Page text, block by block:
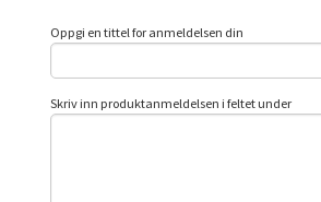
Oppgi en tittel for anmeldelsen din
Skriv inn produktanmeldelsen i feltet under